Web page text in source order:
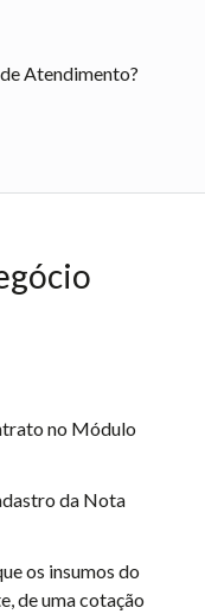
Atendimento?
no Módulo
da Nota
os insumos do
de uma cotação